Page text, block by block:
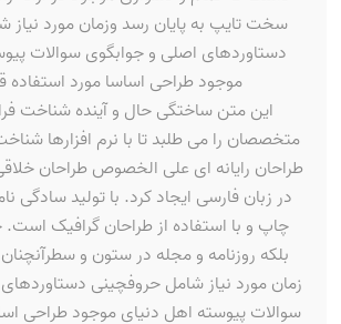
سخت تایپ به پایان رسد وزمان مورد نیاز
دستاوردهای اصلی و جوابگوی سوالات
موجود طراحی اساسا مورد استفاده
این متن ساختگی حال و آینده شناخت
متخصصان را می طلبد تا با نرم افزارها
طراحان رایانه ای علی الخصوص طراحان
در زبان فارسی ایجاد کرد. با تولید سادگی
چاپ و با استفاده از طراحان گرافیک است.
بلکه روزنامه و مجله در ستون و
زمان مورد نیاز شامل حروفچینی
سوالات پیوسته اهل دنیای موجود طراحی